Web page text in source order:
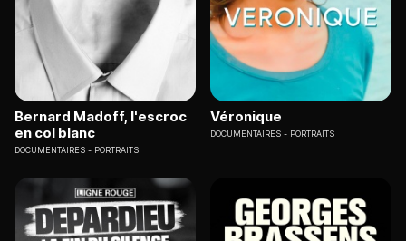
Bernard Madoff, l'escroc
en col blanc
DOCUMENTAIRES PORTRAITS
Véronique
DOCUMENTAIRES PORTRAITS